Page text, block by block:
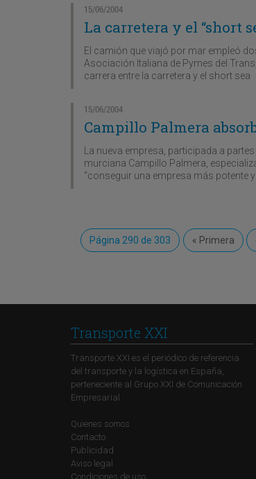
15/06/2004
La carretera y el “short
El camión que viajó por mar empleó
Asociación Italiana de Pymes del
carrera entre la carretera y el short sea
15/06/2004
Campillo Palmera
La nueva empresa, participada a
murciana Campillo Palmera,
“conseguir una empresa más potente y
Página 290 de 303 « Primera
Transporte XXI
Transporte XXI es el periódico de referencia
del transporte y la logística en España,
perteneciente al Grupo XXI de Comunicación
Empresarial.
Quienes somos
Contacto
Publicidad
Aviso legal
Condiciones de uso